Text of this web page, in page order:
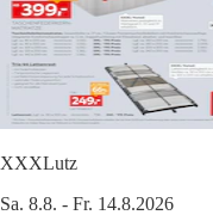
XXXLutz
Sa. 8.8. - Fr. 14.8.2026